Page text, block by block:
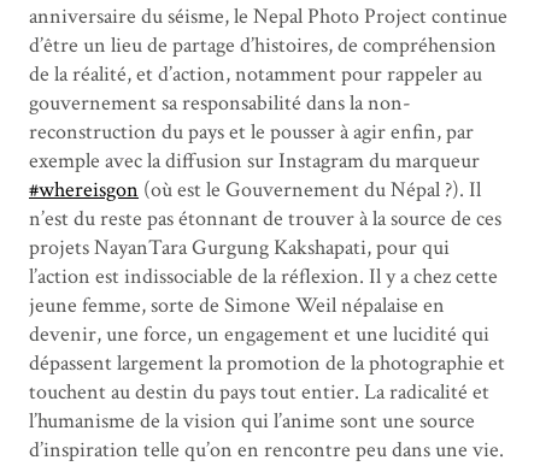
anniversaire du séisme, le Nepal Photo Project continue
d’être un lieu de partage d’histoires, de compréhension
de la réalité, et d’action, notamment pour rappeler au
gouvernement sa responsabilité dans la non-
reconstruction du pays et le pousser à agir enfin, par
exemple avec la diffusion sur Instagram du marqueur
#whereisgon (où est le Gouvernement du Népal ?). Il
n’est du reste pas étonnant de trouver à la source de ces
projets NayanTara Gurgung Kakshapati, pour qui
l’action est indissociable de la réflexion. Il y a chez cette
jeune femme, sorte de Simone Weil népalaise en
devenir, une force, un engagement et une lucidité qui
dépassent largement la promotion de la photographie et
touchent au destin du pays tout entier. La radicalité et
l’humanisme de la vision qui l’anime sont une source
d’inspiration telle qu’on en rencontre peu dans une vie.